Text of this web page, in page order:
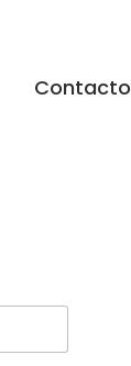
Contacto